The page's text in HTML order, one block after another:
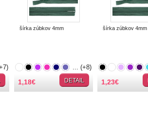
šírka zúbkov 4mm
1,18€ DETAIL
... (+8)
šírka zúbkov 4mm
1,23€